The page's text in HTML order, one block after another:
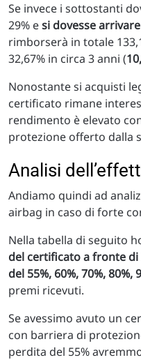
Se invece i sottostanti
29% esi dovesse
rimborserà in totale
32,67% in circa 3 anni (
Nonostante si acquisti
certificato rimane
rendimento è elevato
protezione offerto dalla
Analisi
Andiamo quindi ad
airbag in caso di forte
Nella tabella di seguito
del certificato a fronte
del 55%, 60%, 70%, 80%,
premi ricevuti.
Se avessimo avuto un
con barriera di
perdita del 55%